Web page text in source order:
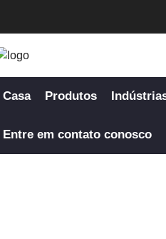
Casa Produtos
Entre em contato conosco